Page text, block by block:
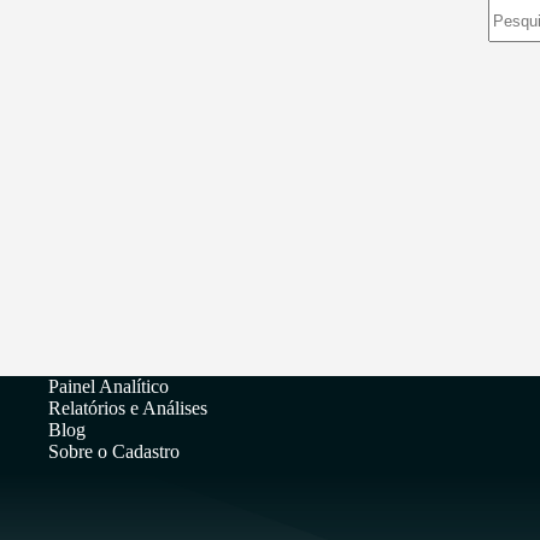
Painel Analítico
Relatórios e Análises
Blog
Sobre o Cadastro